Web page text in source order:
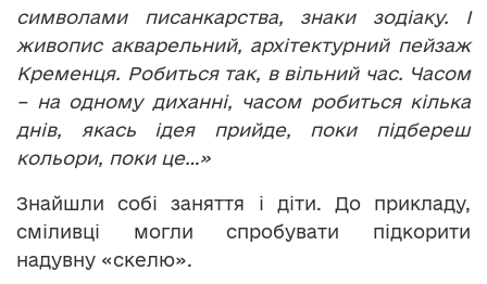
символами писанкарства, знаки зодіаку. І
живопис акварельний, архітектурний пейзаж
Кременця. Робиться так, в вільний час. Часом
– на одному диханні, часом робиться кілька
днів, якась ідея прийде, поки підбереш
кольори, поки це…»
Знайшли собі заняття і діти. До прикладу,
сміливці могли спробувати підкорити
надувну «скелю».